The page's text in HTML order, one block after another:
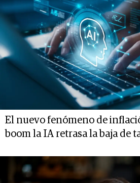
El nuevo fenómeno de
boom la IA retrasa la baja de